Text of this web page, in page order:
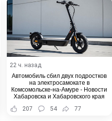
22 ч. назад
Автомобиль сбил двух подростков
на электросамокате в
Комсомольске-на-Амуре - Новости
Хабаровска и Хабаровского края
207
54 77